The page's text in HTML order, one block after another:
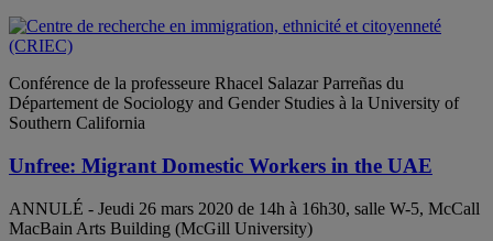
Conférence de la professeure Rhacel Salazar Parreñas du
Département de Sociology and Gender Studies à la University of
Southern California
Unfree: Migrant Domestic Workers in the UAE
ANNULÉ - Jeudi 26 mars 2020 de 14h à 16h30, salle W-5, McCall
MacBain Arts Building (McGill University)